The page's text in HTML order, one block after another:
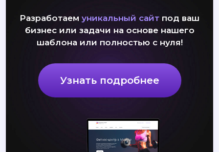
Разработаем уникальный сайт под ваш
бизнес или задачи на основе нашего
шаблона или полностью с нуля!
Узнать подробнее